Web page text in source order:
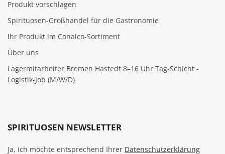
Produkt vorschlagen
Spirituosen-Großhandel für die Gastronomie
Ihr Produkt im Conalco-Sortiment
Über uns
Lagermitarbeiter Bremen Hastedt 8–16 Uhr Tag-Schicht -
Logistik-Job (M/W/D)
SPIRITUOSEN NEWSLETTER
Ja, ich möchte entsprechend Ihrer Datenschutzerklärung